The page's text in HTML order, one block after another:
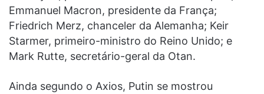
Emmanuel Macron, presidente da França;
Friedrich Merz, chanceler da Alemanha; Keir
Starmer, primeiro-ministro do Reino Unido; e
Mark Rutte, secretário-geral da Otan.
Ainda segundo o Axios, Putin se mostrou